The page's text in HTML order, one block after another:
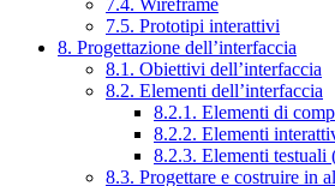
7.4. Wireframe
7.5. Prototipi interattivi
8. Progettazione dell’interfaccia
8.1. Obiettivi dell’interfaccia
8.2. Elementi dell’interfaccia
8.2.1. Elementi di
8.2.2. Elementi
8.2.3. Elementi testuali
8.3. Progettare e costruire in